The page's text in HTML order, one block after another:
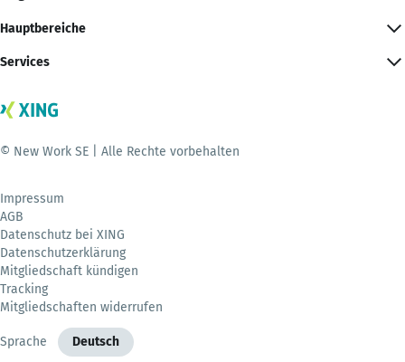
Hauptbereiche
Services
© New Work SE | Alle Rechte vorbehalten
Impressum
AGB
Datenschutz bei XING
Datenschutzerklärung
Mitgliedschaft kündigen
Tracking
Mitgliedschaften widerrufen
Sprache Deutsch